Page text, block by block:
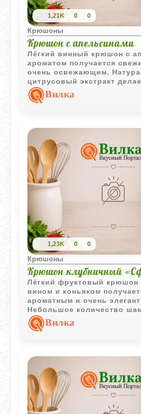
1,21K 0 0
Крюшоны
Крюшон с апельсинами
Лёгкий винный крюшон с
ароматом получается
очень освежающим.
цитрусовый экстракт
ярким, а сочетание белого
вина придаёт напитку
Вилка
1,23K 0 0
Крюшоны
Крюшон клубничный
Лёгкий фруктовый крюшон
вином и коньяком
ароматным и очень
Небольшое количество
придаёт напитку особую
делает подачу более
Вилка